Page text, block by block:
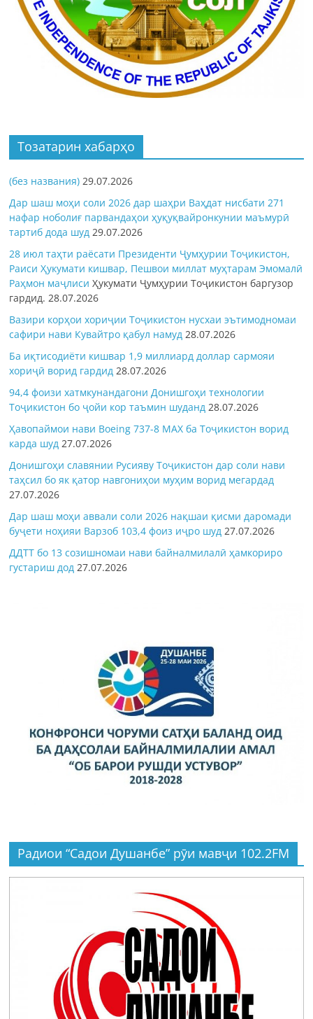
Тозатарин хабарҳо
(без названия) 29.07.2026
Дар шаш моҳи соли 2026 дар шаҳри Ваҳдат нисбати 271
нафар ноболиғ парвандаҳои ҳуқуқвайронкунии маъмурӣ
тартиб дода шуд 29.07.2026
28 июл таҳти раёсати Президенти Ҷумҳурии Тоҷикистон,
Раиси Ҳукумати кишвар, Пешвои миллат муҳтарам Эмомалӣ
Раҳмон маҷлисиҲукумати Ҷумҳурии Тоҷикистон баргузор
гардид.28.07.2026
Вазири корҳои хориҷии Тоҷикистон нусхаи эътимодномаи
сафири нави Кувайтро қабул намуд 28.07.2026
Ба иқтисодиёти кишвар 1,9 миллиард доллар сармояи
хориҷӣ ворид гардид 28.07.2026
94,4 фоизи хатмкунандагони Донишгоҳи технологии
Тоҷикистон бо ҷойи кор таъмин шуданд 28.07.2026
Ҳавопаймои нави Boeing 737-8 MAX ба Тоҷикистон ворид
карда шуд 27.07.2026
Донишгоҳи славянии Русияву Тоҷикистон дар соли нави
таҳсил бо як қатор навгониҳои муҳим ворид мегардад
27.07.2026
Дар шаш моҳи аввали соли 2026 нақшаи қисми даромади
буҷети ноҳияи Варзоб 103,4 фоиз иҷро шуд 27.07.2026
ДДТТ бо 13 созишномаи нави байналмилалӣ ҳамкориро
густариш дод 27.07.2026
Радиои “Садои Душанбе” рӯи мавҷи 102.2FM